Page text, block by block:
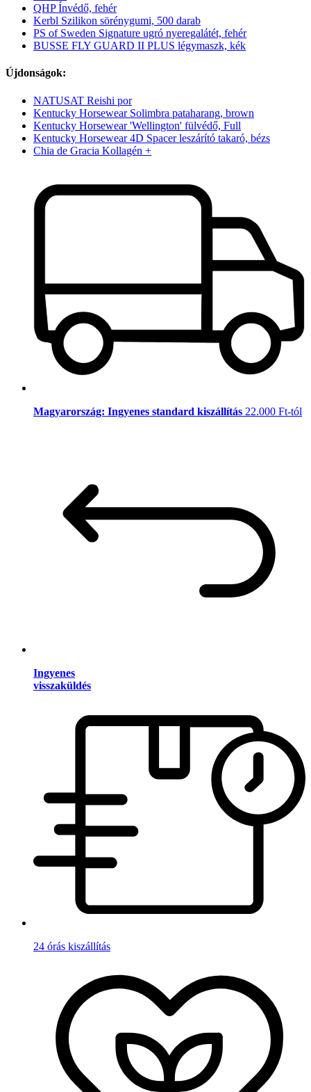
QHP Ínvédő, fehér
Kerbl Szilikon sörénygumi, 500 darab
PS of Sweden Signature ugró nyeregalátét, fehér
BUSSE FLY GUARD II PLUS légymaszk, kék
Újdonságok:
NATUSAT Reishi por
Kentucky Horsewear Solimbra pataharang, brown
Kentucky Horsewear 'Wellington' fülvédő, Full
Kentucky Horsewear 4D Spacer leszárító takaró, bézs
Chia de Gracia Kollagén +
Magyarország: Ingyenes standard kiszállítás 22.000 Ft-tól
Ingyenes
visszaküldés
24 órás kiszállítás